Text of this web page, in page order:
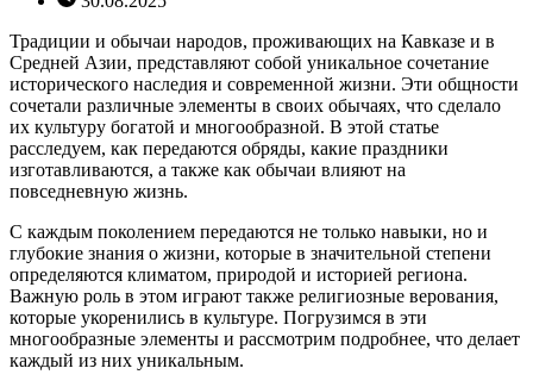
Традиции и обычаи народов, проживающих на Кавказе и в
Средней Азии, представляют собой уникальное сочетание
исторического наследия и современной жизни. Эти общности
сочетали различные элементы в своих обычаях, что сделало
их культуру богатой и многообразной. В этой статье
расследуем, как передаются обряды, какие праздники
изготавливаются, а также как обычаи влияют на
повседневную жизнь.
С каждым поколением передаются не только навыки, но и
глубокие знания о жизни, которые в значительной степени
определяются климатом, природой и историей региона.
Важную роль в этом играют также религиозные верования,
которые укоренились в культуре. Погрузимся в эти
многообразные элементы и рассмотрим подробнее, что делает
каждый из них уникальным.